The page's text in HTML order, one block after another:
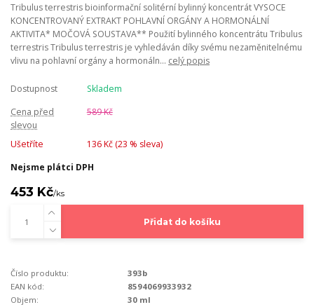
Tribulus terrestris bioinformační solitérní bylinný koncentrát VYSOCE
KONCENTROVANÝ EXTRAKT POHLAVNÍ ORGÁNY A HORMONÁLNÍ
AKTIVITA* MOČOVÁ SOUSTAVA** Použití bylinného koncentrátu Tribulus
terrestris Tribulus terrestris je vyhledáván díky svému nezaměnitelnému
vlivu na pohlavní orgány a hormonáln... celý popis
Dostupnost
Skladem
Cena před
slevou
589 Kč
Ušetříte 136 Kč (23 % sleva)
Nejsme plátci DPH
453 Kč/ks
Přidat do košíku
Číslo produktu:
393b
EAN kód:
8594069933932
Objem:
30 ml